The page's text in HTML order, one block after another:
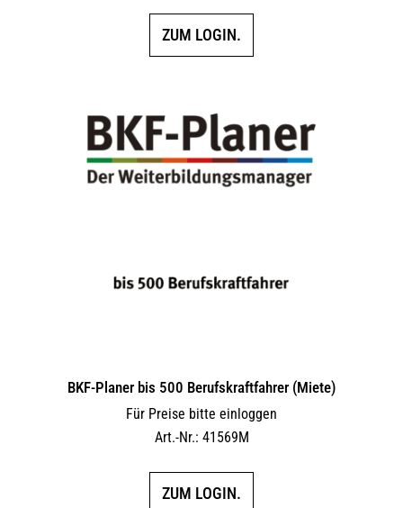
ZUM LOGIN.
BKF-Planer bis 500 Berufskraftfahrer (Miete)
Für Preise bitte einloggen
Art.-Nr.: 41569M
ZUM LOGIN.